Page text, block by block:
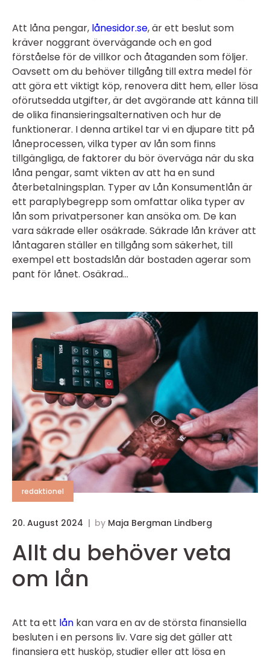
Att låna pengar, lånesidor.se, är ett beslut som
kräver noggrant övervägande och en god
förståelse för de villkor och åtaganden som följer.
Oavsett om du behöver tillgång till extra medel för
att göra ett viktigt köp, renovera ditt hem, eller lösa
oförutsedda utgifter, är det avgörande att känna till
de olika finansieringsalternativen och hur de
funktionerar. I denna artikel tar vi en djupare titt på
låneprocessen, vilka typer av lån som finns
tillgängliga, de faktorer du bör överväga när du ska
låna pengar, samt vikten av att ha en sund
återbetalningsplan. Typer av Lån Konsumentlån är
ett paraplybegrepp som omfattar olika typer av
lån som privatpersoner kan ansöka om. De kan
vara säkrade eller osäkrade. Säkrade lån kräver att
låntagaren ställer en tillgång som säkerhet, till
exempel ett bostadslån där bostaden agerar som
pant för lånet. Osäkrad...
redaktionel
20. August 2024 by Maja Bergman Lindberg
Allt du behöver veta
om lån
Att ta ett lån kan vara en av de största finansiella
besluten i en persons liv. Vare sig det gäller att
finansiera ett husköp, studier eller att lösa en